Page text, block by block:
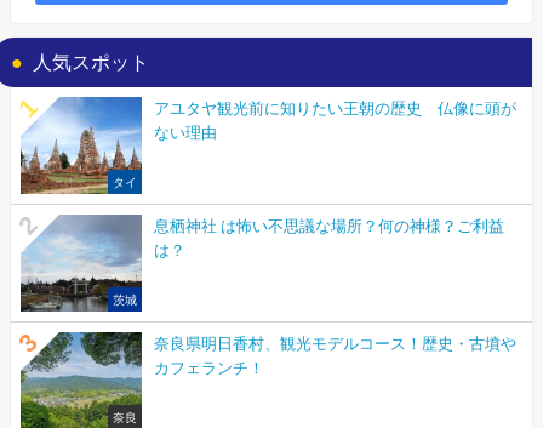
人気スポット
タイ
アユタヤ観光前に知りたい王朝の歴史 仏像に頭が
ない理由
茨城
息栖神社 は怖い不思議な場所？何の神様？ご利益
は？
奈良
奈良県明日香村、観光モデルコース！歴史・古墳や
カフェランチ！